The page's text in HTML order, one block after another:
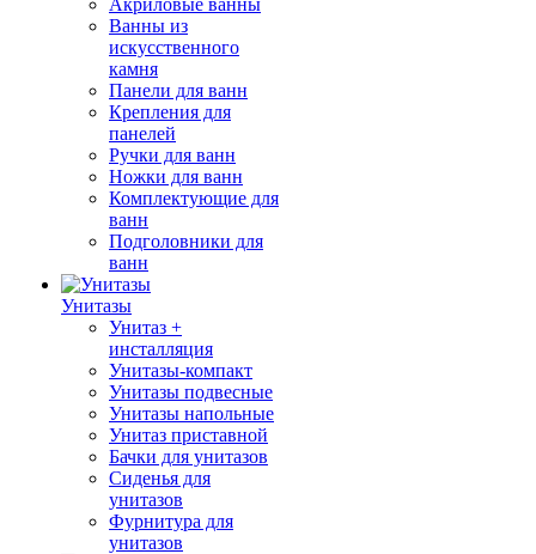
Акриловые ванны
Ванны из
искусственного
камня
Панели для ванн
Крепления для
панелей
Ручки для ванн
Ножки для ванн
Комплектующие для
ванн
Подголовники для
ванн
Унитазы
Унитаз +
инсталляция
Унитазы-компакт
Унитазы подвесные
Унитазы напольные
Унитаз приставной
Бачки для унитазов
Сиденья для
унитазов
Фурнитура для
унитазов